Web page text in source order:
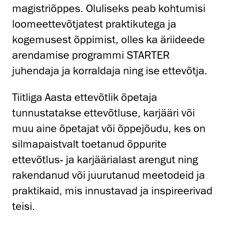
magistriõppes. Oluliseks peab kohtumisi
loomeettevõtjatest praktikutega ja
kogemusest õppimist, olles ka äriideede
arendamise programmi STARTER
juhendaja ja korraldaja ning ise ettevõtja.
Tiitliga Aasta ettevõtlik õpetaja
tunnustatakse ettevõtluse, karjääri või
muu aine õpetajat või õppejõudu, kes on
silmapaistvalt toetanud õppurite
ettevõtlus- ja karjäärialast arengut ning
rakendanud või juurutanud meetodeid ja
praktikaid, mis innustavad ja inspireerivad
teisi.